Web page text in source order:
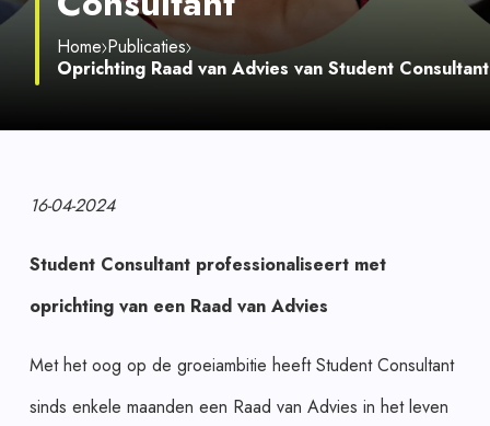
Home Publicaties
Oprichting Raad van Advies van Student Consultant
16-04-2024
Student Consultant professionaliseert met
oprichting van een Raad van Advies
Met het oog op de groeiambitie heeft Student Consultant
sinds enkele maanden een Raad van Advies in het leven